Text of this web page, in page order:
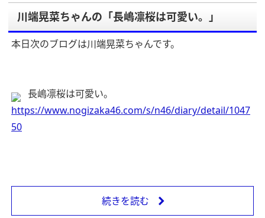
川端晃菜ちゃんの「長嶋凛桜は可愛い。」
本日次のブログは川端晃菜ちゃんです。
長嶋凛桜は可愛い。
https://www.nogizaka46.com/s/n46/diary/detail/1047
50
続きを読む